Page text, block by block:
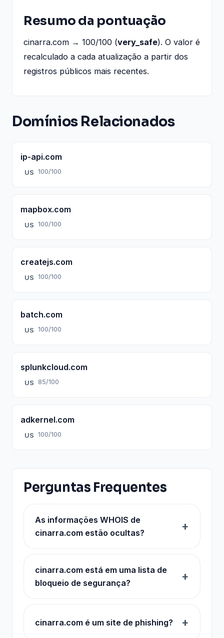
Resumo da pontuação
cinarra.com → 100/100 (very_safe). O valor é
recalculado a cada atualização a partir dos
registros públicos mais recentes.
Domínios Relacionados
ip-api.com
US 100/100
mapbox.com
US 100/100
createjs.com
US 100/100
batch.com
US 100/100
splunkcloud.com
US 85/100
adkernel.com
US 100/100
Perguntas Frequentes
As informações WHOIS de
cinarra.com estão ocultas?
cinarra.com está em uma lista de
bloqueio de segurança?
cinarra.com é um site de phishing?